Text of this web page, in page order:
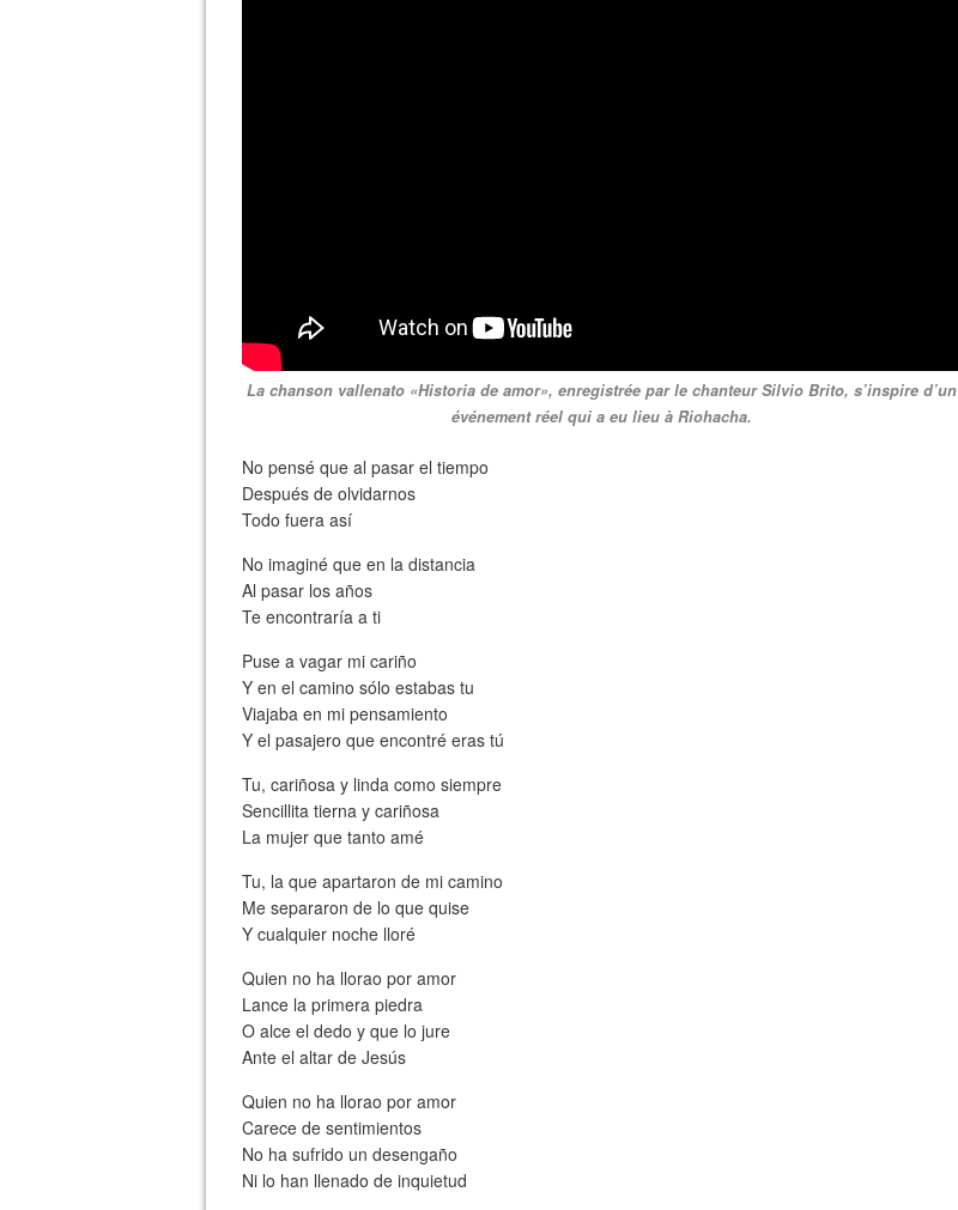
La chanson vallenato «Historia de amor», enregistrée par le chanteur Silvio Brito, s’inspire d’un
événement réel qui a eu lieu à Riohacha.
No pensé que al pasar el tiempo
Después de olvidarnos
Todo fuera así
No imaginé que en la distancia
Al pasar los años
Te encontraría a ti
Puse a vagar mi cariño
Y en el camino sólo estabas tu
Viajaba en mi pensamiento
Y el pasajero que encontré eras tú
Tu, cariñosa y linda como siempre
Sencillita tierna y cariñosa
La mujer que tanto amé
Tu, la que apartaron de mi camino
Me separaron de lo que quise
Y cualquier noche lloré
Quien no ha llorao por amor
Lance la primera piedra
O alce el dedo y que lo jure
Ante el altar de Jesús
Quien no ha llorao por amor
Carece de sentimientos
No ha sufrido un desengaño
Ni lo han llenado de inquietud